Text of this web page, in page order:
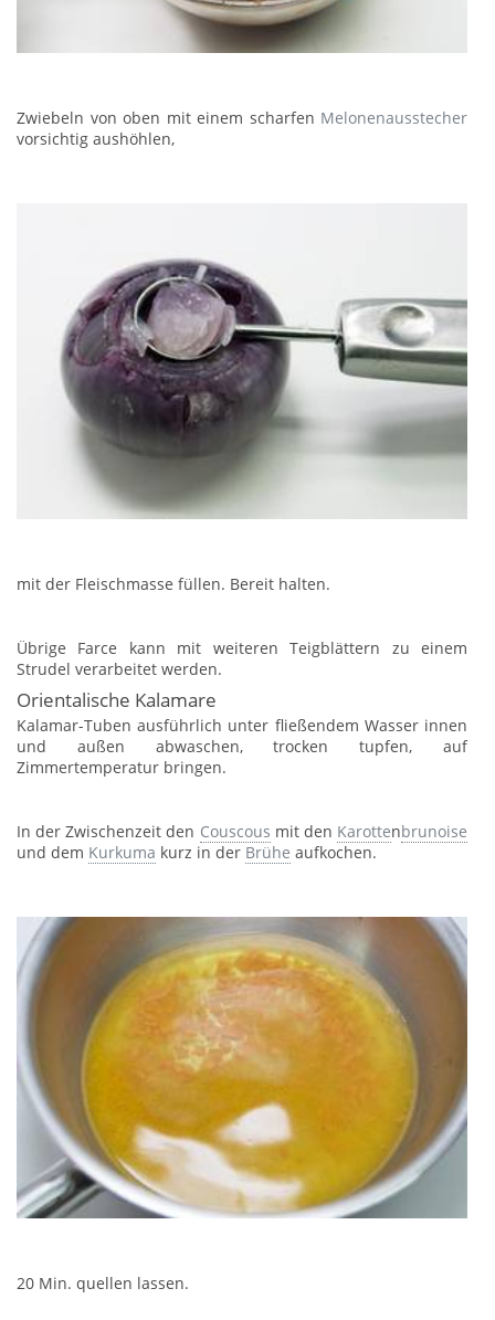
Zwiebeln von oben mit einem scharfen Melonenausstecher
vorsichtig aushöhlen,
mit der Fleischmasse füllen. Bereit halten.
Übrige Farce kann mit weiteren Teigblättern zu einem
Strudel verarbeitet werden.
Orientalische Kalamare
Kalamar-Tuben ausführlich unter fließendem Wasser innen
und außen abwaschen, trocken tupfen, auf
Zimmertemperatur bringen.
In der Zwischenzeit den Couscous mit den Karottenbrunoise
und dem Kurkuma kurz in der Brühe aufkochen.
20 Min. quellen lassen.